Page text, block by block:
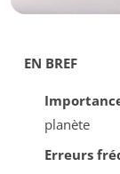
EN BREF
planète
Erreurs